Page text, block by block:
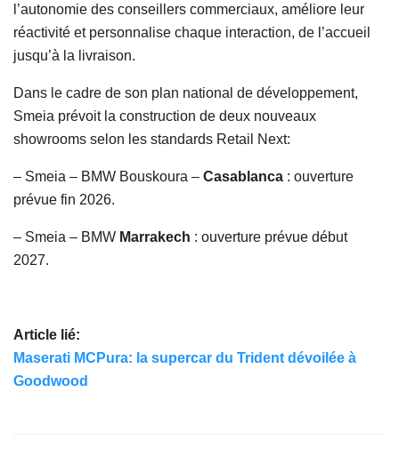
l’autonomie des conseillers commerciaux, améliore leur
réactivité et personnalise chaque interaction, de l’accueil
jusqu’à la livraison.
Dans le cadre de son plan national de développement,
Smeia prévoit la construction de deux nouveaux
showrooms selon les standards Retail Next:
– Smeia – BMW Bouskoura – Casablanca : ouverture
prévue fin 2026.
– Smeia – BMW Marrakech : ouverture prévue début
2027.
Article lié:
Maserati MCPura: la supercar du Trident dévoilée à
Goodwood